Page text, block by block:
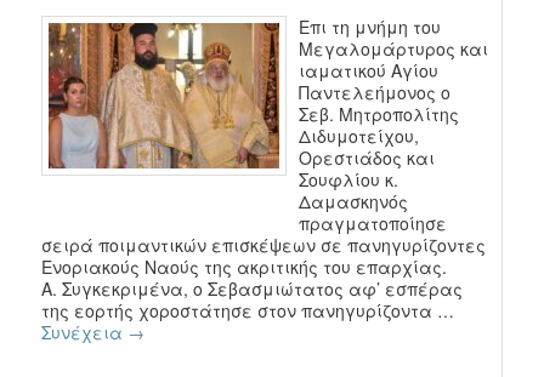
Επι τη μνήμη του
Μεγαλομάρτυρος και
ιαματικού Αγίου
Παντελεήμονος ο
Σεβ. Μητροπολίτης
Διδυμοτείχου,
Ορεστιάδος και
Σουφλίου κ.
Δαμασκηνός
πραγματοποίησε
σειρά ποιμαντικών επισκέψεων σε πανηγυρίζοντες
Ενοριακούς Ναούς της ακριτικής του επαρχίας.
Α. Συγκεκριμένα, ο Σεβασμιώτατος αφ’ εσπέρας
της εορτής χοροστάτησε στον πανηγυρίζοντα …
Συνέχεια →